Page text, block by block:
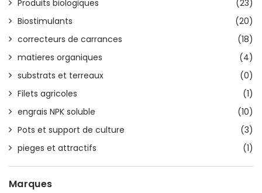
Produits biologiques
(23)
Biostimulants
(20)
correcteurs de carrances
(18)
matieres organiques
(4)
substrats et terreaux
(0)
Filets agricoles
(1)
engrais NPK soluble
(10)
Pots et support de culture
(3)
pieges et attractifs
(1)
Marques